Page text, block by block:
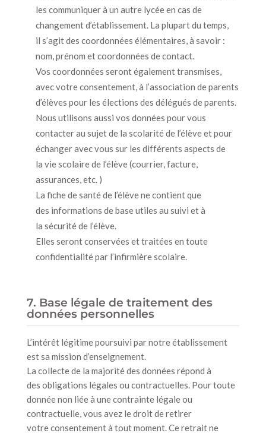
les communiquer à un autre lycée en cas de
changement d’établissement. La plupart du temps,
il s’agit des coordonnées élémentaires, à savoir :
nom, prénom et coordonnées de contact.
Vos coordonnées seront également transmises,
avec votre consentement, à l’association de parents
d’élèves pour les élections des délégués de parents.
Nous utilisons aussi vos données pour vous
contacter au sujet de la scolarité de l’élève et pour
échanger avec vous sur les différents aspects de
la vie scolaire de l’élève (courrier, facture,
assurances, etc. )
La fiche de santé de l’élève ne contient que
des informations de base utiles au suivi et à
la sécurité de l’élève.
Elles seront conservées et traitées en toute
confidentialité par l’infirmière scolaire.
7. Base légale de traitement des
données personnelles
L’intérêt légitime poursuivi par notre établissement
est sa mission d’enseignement.
La collecte de la majorité des données répond à
des obligations légales ou contractuelles. Pour toute
donnée non liée à une contrainte légale ou
contractuelle, vous avez le droit de retirer
votre consentement à tout moment. Ce retrait ne